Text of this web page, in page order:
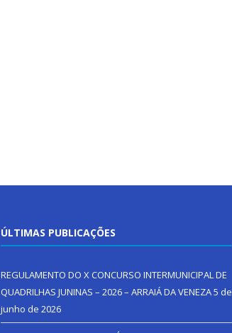
ÚLTIMAS PUBLICAÇÕES
REGULAMENTO DO X CONCURSO INTERMUNICIPAL DE
QUADRILHAS JUNINAS – 2026 – ARRAIÁ DA VENEZA5 de
junho de 2026